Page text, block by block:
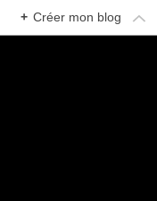
+ Créer mon blog